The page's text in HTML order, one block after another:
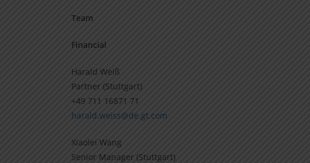
Team
Financial
Harald Weiß
Partner (Stuttgart)
+49 711 16871 71
harald.weiss@de.gt.com
Xiaolei Wang
Senior Manager (Stuttgart)